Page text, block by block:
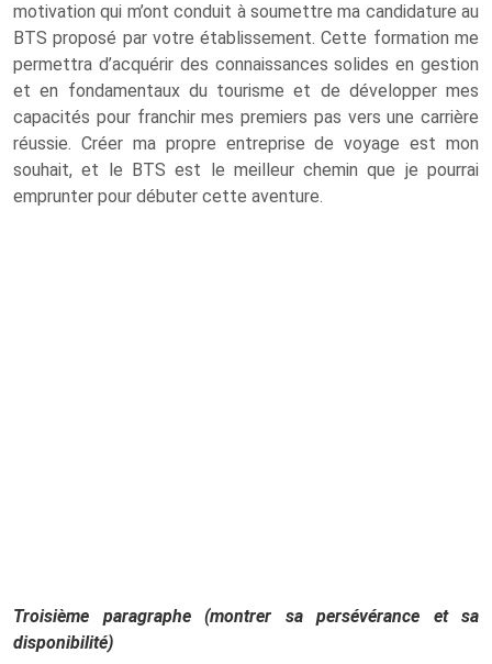
motivation qui m’ont conduit à soumettre ma candidature au
BTS proposé par votre établissement. Cette formation me
permettra d’acquérir des connaissances solides en gestion
et en fondamentaux du tourisme et de développer mes
capacités pour franchir mes premiers pas vers une carrière
réussie. Créer ma propre entreprise de voyage est mon
souhait, et le BTS est le meilleur chemin que je pourrai
emprunter pour débuter cette aventure.
Troisième paragraphe (montrer sa persévérance et sa
disponibilité)